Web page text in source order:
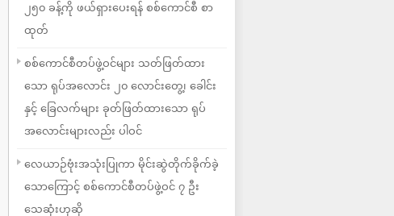
၂၅၀ ခန့်ကို ဖယ်ရှားပေးရန် စစ်ကောင်စီ စာ
ထုတ်
စစ်ကောင်စီတပ်ဖွဲ့ဝင်များ သတ်ဖြတ်ထား
သော ရုပ်အလောင်း ၂၀ လောင်းတွေ့၊ ခေါင်း
နှင့် ခြေလက်များ ခုတ်ဖြတ်ထားသော ရုပ်
အလောင်းများလည်း ပါဝင်
လေယာဉ်ဗုံးအသုံးပြုကာ မိုင်းဆွဲတိုက်ခိုက်ခဲ့
သောကြောင့် စစ်ကောင်စီတပ်ဖွဲ့ဝင် ၇ ဦး
သေဆုံးဟုဆို